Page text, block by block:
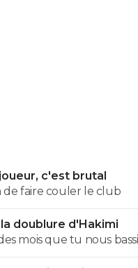
c'est brutal
de faire couler le club
doublure d'Hakimi
mois que tu nous
tu le dis coupable